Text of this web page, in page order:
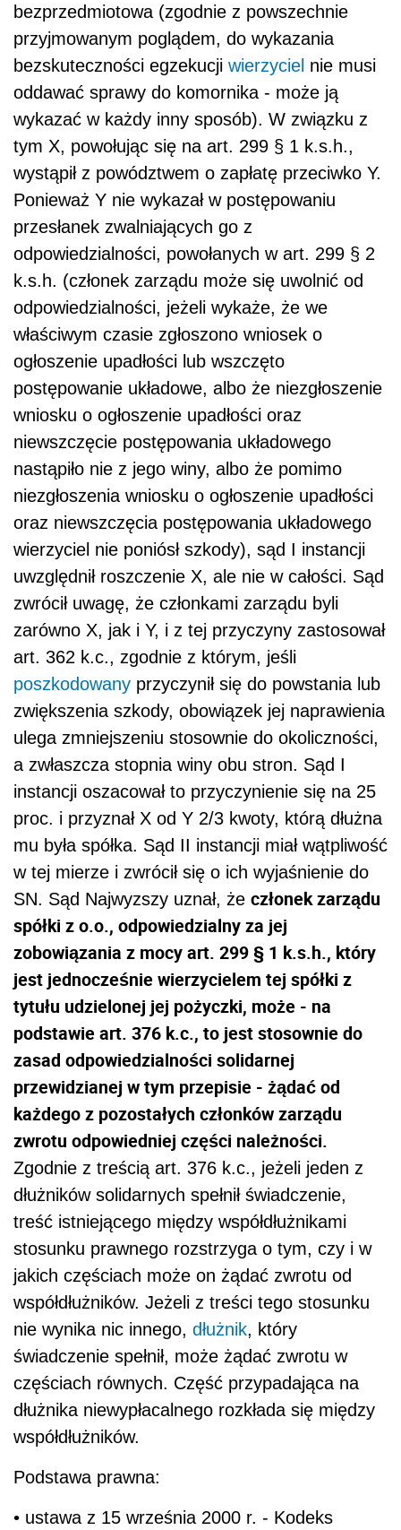
bezprzedmiotowa (zgodnie z powszechnie
przyjmowanym poglądem, do wykazania
bezskuteczności egzekucji wierzyciel nie musi
oddawać sprawy do komornika - może ją
wykazać w każdy inny sposób). W związku z
tym X, powołując się na art. 299 § 1 k.s.h.,
wystąpił z powództwem o zapłatę przeciwko Y.
Ponieważ Y nie wykazał w postępowaniu
przesłanek zwalniających go z
odpowiedzialności, powołanych w art. 299 § 2
k.s.h. (członek zarządu może się uwolnić od
odpowiedzialności, jeżeli wykaże, że we
właściwym czasie zgłoszono wniosek o
ogłoszenie upadłości lub wszczęto
postępowanie układowe, albo że niezgłoszenie
wniosku o ogłoszenie upadłości oraz
niewszczęcie postępowania układowego
nastąpiło nie z jego winy, albo że pomimo
niezgłoszenia wniosku o ogłoszenie upadłości
oraz niewszczęcia postępowania układowego
wierzyciel nie poniósł szkody), sąd I instancji
uwzględnił roszczenie X, ale nie w całości. Sąd
zwrócił uwagę, że członkami zarządu byli
zarówno X, jak i Y, i z tej przyczyny zastosował
art. 362 k.c., zgodnie z którym, jeśli
poszkodowany przyczynił się do powstania lub
zwiększenia szkody, obowiązek jej naprawienia
ulega zmniejszeniu stosownie do okoliczności,
a zwłaszcza stopnia winy obu stron. Sąd I
instancji oszacował to przyczynienie się na 25
proc. i przyznał X od Y 2/3 kwoty, którą dłużna
mu była spółka. Sąd II instancji miał wątpliwość
w tej mierze i zwrócił się o ich wyjaśnienie do
SN. Sąd Najwyzszy uznał, że członek zarządu
spółki z o.o., odpowiedzialny za jej
zobowiązania z mocy art. 299 § 1 k.s.h., który
jest jednocześnie wierzycielem tej spółki z
tytułu udzielonej jej pożyczki, może - na
podstawie art. 376 k.c., to jest stosownie do
zasad odpowiedzialności solidarnej
przewidzianej w tym przepisie - żądać od
każdego z pozostałych członków zarządu
zwrotu odpowiedniej części należności.
Zgodnie z treścią art. 376 k.c., jeżeli jeden z
dłużników solidarnych spełnił świadczenie,
treść istniejącego między współdłużnikami
stosunku prawnego rozstrzyga o tym, czy i w
jakich częściach może on żądać zwrotu od
współdłużników. Jeżeli z treści tego stosunku
nie wynika nic innego, dłużnik, który
świadczenie spełnił, może żądać zwrotu w
częściach równych. Część przypadająca na
dłużnika niewypłacalnego rozkłada się między
współdłużników.
Podstawa prawna:
• ustawa z 15 września 2000 r. - Kodeks